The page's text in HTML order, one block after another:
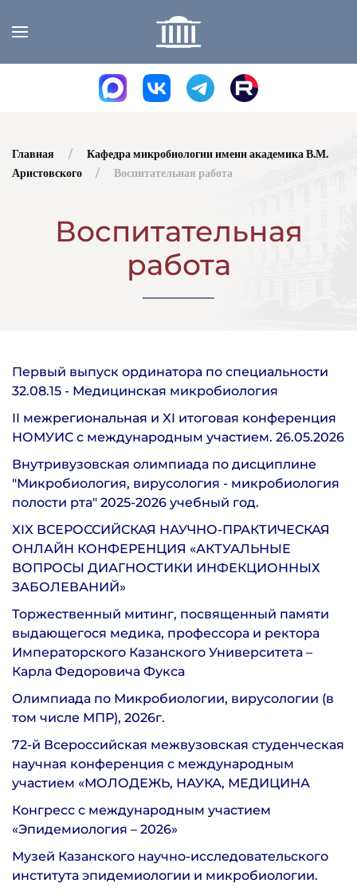
Skip to main content
Главная
Кафедра микробиологии имени академика В.М.
Аристовского
Воспитательная работа
Воспитательная
работа
Первый выпуск ординатора по специальности
32.08.15 - Медицинская микробиология
II межрегиональная и XI итоговая конференция
НОМУИС с международным участием. 26.05.2026
Внутривузовская олимпиада по дисциплине
"Микробиология, вирусология - микробиология
полости рта" 2025-2026 учебный год.
XIX ВСЕРОССИЙСКАЯ НАУЧНО-ПРАКТИЧЕСКАЯ
ОНЛАЙН КОНФЕРЕНЦИЯ «АКТУАЛЬНЫЕ
ВОПРОСЫ ДИАГНОСТИКИ ИНФЕКЦИОННЫХ
ЗАБОЛЕВАНИЙ»
Торжественный митинг, посвященный памяти
выдающегося медика, профессора и ректора
Императорского Казанского Университета –
Карла Федоровича Фукса
Олимпиада по Микробиологии, вирусологии (в
том числе МПР), 2026г.
72-й Всероссийская межвузовская студенческая
научная конференция с международным
участием «МОЛОДЕЖЬ, НАУКА, МЕДИЦИНА
Конгресс с международным участием
«Эпидемиология – 2026»
Музей Казанского научно-исследовательского
института эпидемиологии и микробиологии.